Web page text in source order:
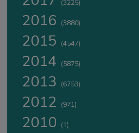
(3225)
2016 (3880)
2015 (4547)
2014 (5875)
2013 (6753)
2012 (971)
2010 (1)